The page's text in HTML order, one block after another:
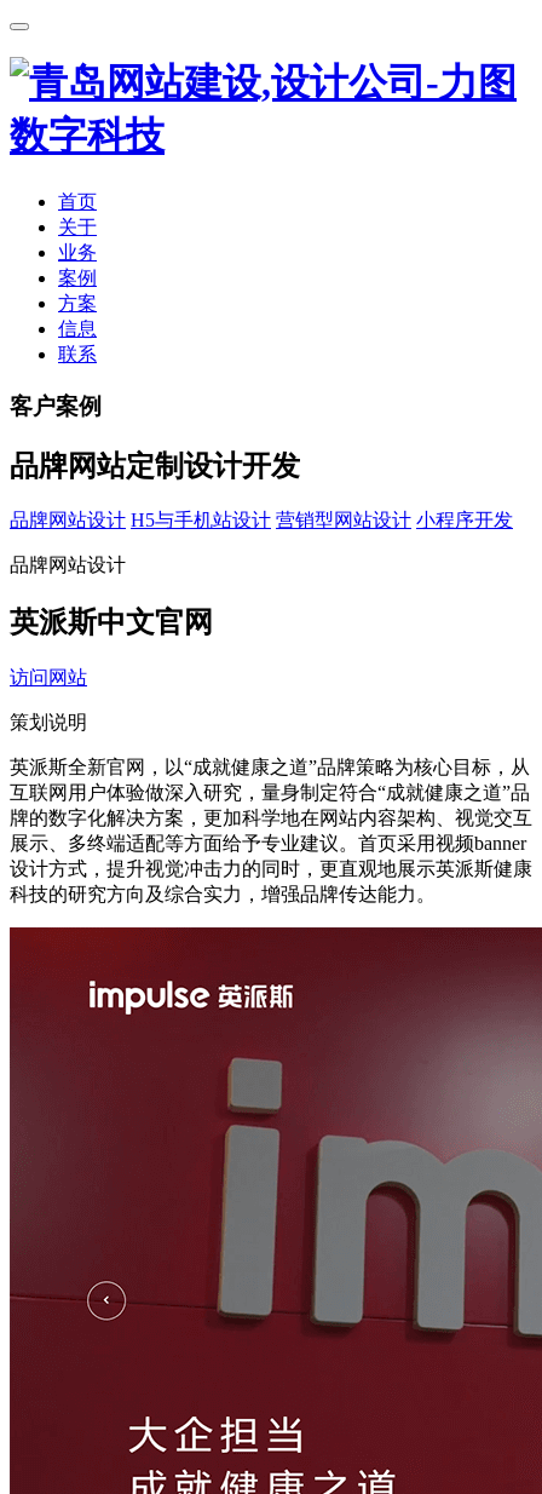
首页
关于
业务
案例
方案
信息
联系
客户案例
品牌网站定制设计开发
品牌网站设计 H5与手机站设计 营销型网站设计 小程序开发
品牌网站设计
英派斯中文官网
访问网站
策划说明
英派斯全新官网，以“成就健康之道”品牌策略为核心目标，从
互联网用户体验做深入研究，量身制定符合“成就健康之道”品
牌的数字化解决方案，更加科学地在网站内容架构、视觉交互
展示、多终端适配等方面给予专业建议。首页采用视频banner
设计方式，提升视觉冲击力的同时，更直观地展示英派斯健康
科技的研究方向及综合实力，增强品牌传达能力。